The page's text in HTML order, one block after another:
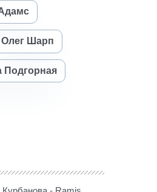
Олег Шарп
Подгорная